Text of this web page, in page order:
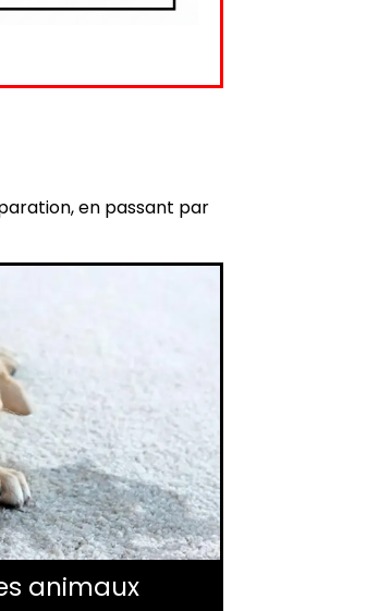
en passant par
animaux